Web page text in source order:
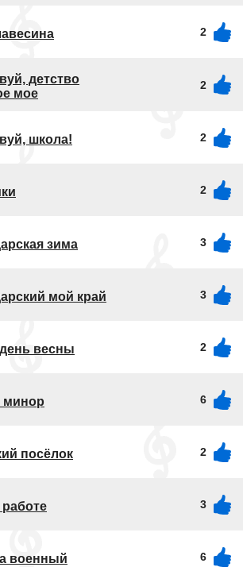
2
детство
мое
2
школа! 2
2
зима 3
мой край 3
весны 2
минор 6
посёлок 2
3
военный 6